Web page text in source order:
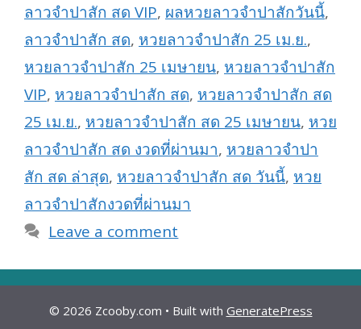
ลาวจำปาสัก สด VIP, ผลหวยลาวจำปาสักวันนี้,
ลาวจำปาสัก สด, หวยลาวจำปาสัก 25 เม.ย.,
หวยลาวจำปาสัก 25 เมษายน, หวยลาวจำปาสัก
VIP, หวยลาวจำปาสัก สด, หวยลาวจำปาสัก สด
25 เม.ย., หวยลาวจำปาสัก สด 25 เมษายน, หวย
ลาวจำปาสัก สด งวดที่ผ่านมา, หวยลาวจำปา
สัก สด ล่าสุด, หวยลาวจำปาสัก สด วันนี้, หวย
ลาวจำปาสักงวดที่ผ่านมา
Leave a comment
© 2026 Zcooby.com • Built with GeneratePress